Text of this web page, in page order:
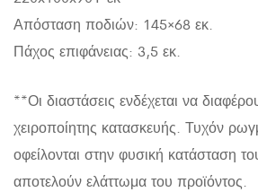
Απόσταση ποδιών: 145×68 εκ.
Πάχος επιφάνειας: 3,5 εκ.
**Οι διαστάσεις ενδέχεται να
χειροποίητης κατασκευής. Τυχόν
οφείλονται στην φυσική κατάσταση
αποτελούν ελάττωμα του προϊόντος.